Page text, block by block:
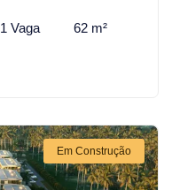
1 Vaga 62 m²
Em Construção